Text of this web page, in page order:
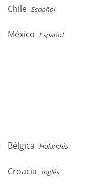
Chile
Chile Español
México
México Español
Bélgica
Bélgica Holandés
Croacia
Croacia Inglés